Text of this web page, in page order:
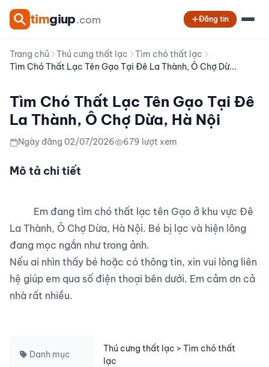
timgiup.com Đăng tin
Trang chủ Thú cưng thất lạc
Tìm chó thất lạc
Tìm Chó Thất Lạc Tên Gạo Tại Đê La Thành, Ô Chợ Dừ...
Tìm Chó Thất Lạc Tên Gạo Tại Đê
La Thành, Ô Chợ Dừa, Hà Nội
Ngày đăng 02/07/2026 679 lượt xem
Mô tả chi tiết
La Thành, Ô Chợ Dừa, Hà Nội. Bé bị lạc và hiện lông
đang mọc ngắn như trong ảnh.
Nếu ai nhìn thấy bé hoặc có thông tin, xin vui lòng liên
hệ giúp em qua số điện thoại bên dưới. Em cảm ơn cả
nhà rất nhiều.
Danh mục
Thú cưng thất lạc > Tìm chó thất
lạc